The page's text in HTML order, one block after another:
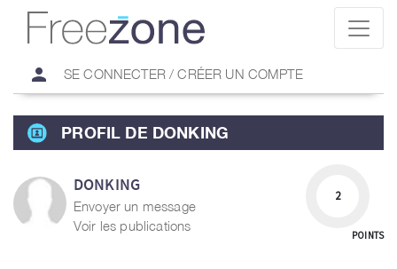
person SE CONNECTER / CRÉER UN COMPTE
PROFIL DE DONKING
DONKING
Envoyer un message
Voir les publications
2
POINTS